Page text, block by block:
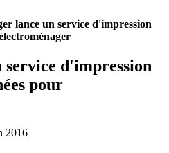
lance un service d'impression
service d'impression
pour
2016